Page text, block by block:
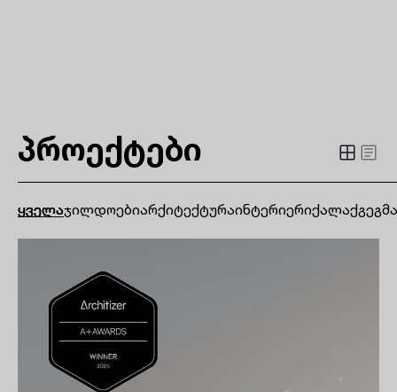
პროექტები
ყველაჯილდოებიარქიტექტურაინტერიერი